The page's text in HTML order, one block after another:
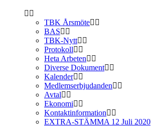
TBK Årsmöte
BAS
TBK-Nytt
Protokoll
Heta Arbeten
Diverse Dokument
Kalender
Medlemserbjudanden
Avtal
Ekonomi
Kontaktinformation
EXTRA-STÄMMA 12 Juli 2020